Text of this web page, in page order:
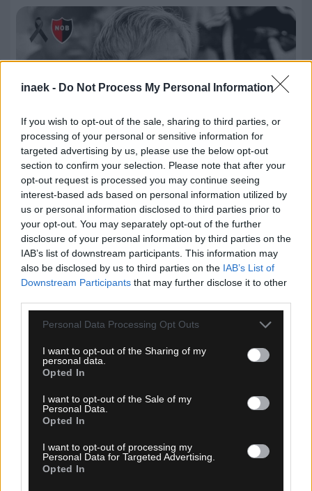
inaek - Do Not Process My Personal Information
If you wish to opt-out of the sale, sharing to third parties, or
processing of your personal or sensitive information for
targeted advertising by us, please use the below opt-out
section to confirm your selection. Please note that after your
opt-out request is processed you may continue seeing
interest-based ads based on personal information utilized by
us or personal information disclosed to third parties prior to
your opt-out. You may separately opt-out of the further
disclosure of your personal information by third parties on the
IAB’s list of downstream participants. This information may
also be disclosed by us to third parties on the IAB’s List of
Downstream Participants that may further disclose it to other
Please note that this website/app uses one or more Google
not limited to your visit or usage behaviour. You may click to
grant or deny consent to Google and its third-party tags to
use your data for below specified purposes in below Google
consent section.
Personal Data Processing Opt Outs
I want to opt-out of the Sharing of my
personal data.
Opted In
I want to opt-out of the Sale of my
Personal Data.
Opted In
I want to opt-out of processing my
Personal Data for Targeted Advertising.
Opted In
09.08.2026, 09:48
Το συγκινητικό μήνυμα της Νιούελς Ολντ Μπόις
για τον θάνατο του Χόρχε Μέσι
09.08.2026, 09:30
Αθλητικό τηλεοπτικό πρόγραμμα 09/08: